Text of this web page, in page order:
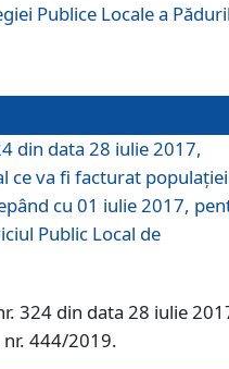
Publice Locale a
din data 28 iulie 2017,
ce va fi facturat
cu 01 iulie 2017,
Public Local de
324 din data 28 iulie
nr. 444/2019.